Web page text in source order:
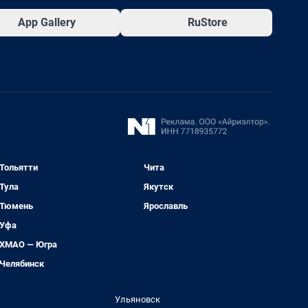
App Gallery RuStore
— Югра
Чита
Якутск
Ярославль
Ульяновск